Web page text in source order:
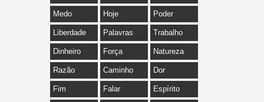
Medo Hoje Poder
Liberdade Palavras Trabalho
Dinheiro Força Natureza
Razão Caminho Dor
Fim Falar Espírito